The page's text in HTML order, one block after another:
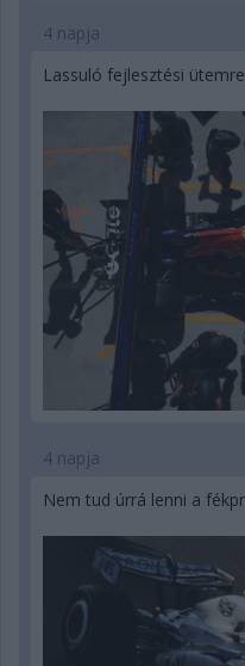
4 napja
Lassuló fejlesztési
4 napja
Nem tud úrrá lenni a